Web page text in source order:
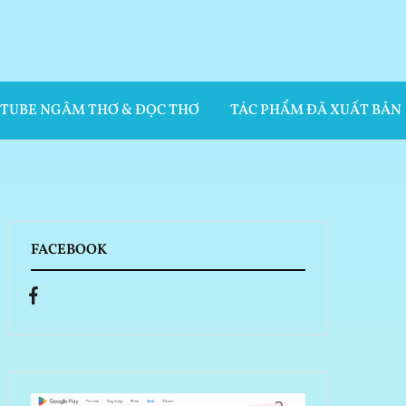
NGÂM THƠ & ĐỌC THƠ TÁC PHẨM ĐÃ XUẤT BẢN
FACEBOOK